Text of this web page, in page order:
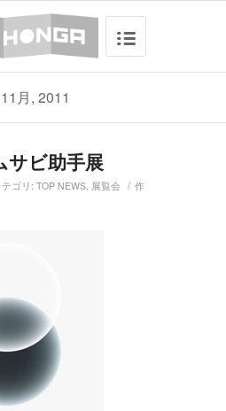
月, 2011
ビ助手展
テゴリ: TOP NEWS, 展覧会 / 作